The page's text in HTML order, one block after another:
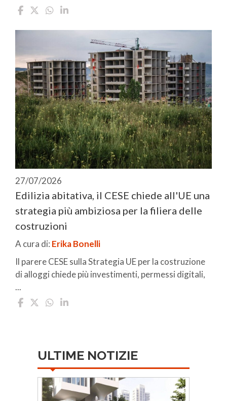
27/07/2026
Edilizia abitativa, il CESE chiede all'UE una
strategia più ambiziosa per la filiera delle
costruzioni
A cura di: Erika Bonelli
Il parere CESE sulla Strategia UE per la costruzione
di alloggi chiede più investimenti, permessi digitali,
...
ULTIME NOTIZIE